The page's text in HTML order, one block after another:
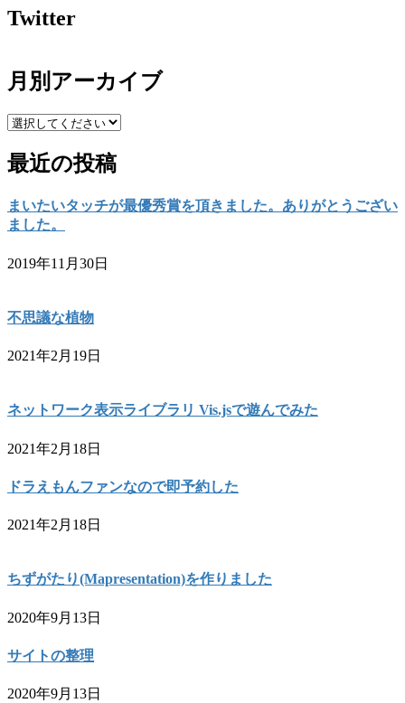
Twitter
月別アーカイブ
最近の投稿
まいたいタッチが最優秀賞を頂きました。ありがとうござい
ました。
2019年11月30日
不思議な植物
2021年2月19日
ネットワーク表示ライブラリ Vis.jsで遊んでみた
2021年2月18日
ドラえもんファンなので即予約した
2021年2月18日
ちずがたり(Mapresentation)を作りました
2020年9月13日
サイトの整理
2020年9月13日